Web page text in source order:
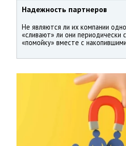
Надежность партнеров
Не являются ли их компании
«сливают» ли они периодически
«помойку» вместе с